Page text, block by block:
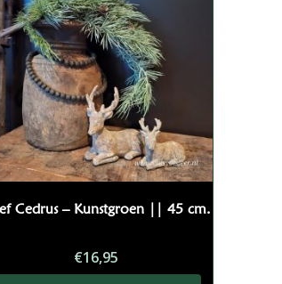
Cedrus – Kunstgroen || 45 cm.
€16,95